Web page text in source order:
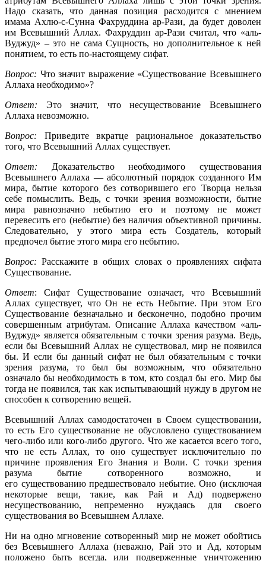
Надо сказать, что данная позиция расходится с мнением
имама Ахлю-с-Сунна Фахруддина ар-Рази, да будет доволен
им Всевышний Аллах. Фахруддин ар-Рази считал, что «аль-
Вуджуд» – это не сама Сущность, но дополнительное к ней
понятием, то есть по-настоящему сифат.
Вопрос: Что значит выражение «Существование Всевышнего
Аллаха необходимо»?
Ответ: Это значит, что несуществование Всевышнего
Аллаха невозможно.
Вопрос: Приведите вкратце рациональное доказательство
того, что Всевышний Аллах существует.
Ответ: Доказательство необходимого существования
Всевышнего Аллаха — абсолютный порядок созданного Им
мира, бытие которого без сотворившего его Творца нельзя
себе помыслить. Ведь, с точки зрения возможности, бытие
мира равнозначно небытию его и поэтому не может
перевесить его (небытие) без наличия объективной причины.
Следовательно, у этого мира есть Создатель, который
предпочел бытие этого мира его небытию.
Вопрос: Расскажите в общих словах о проявлениях сифата
Существование.
Ответ: Сифат Существование означает, что Всевышний
Аллах существует, что Он не есть Небытие. При этом Его
Существование безначально и бесконечно, подобно прочим
совершенным атрибутам. Описание Аллаха качеством «аль-
Вуджуд» является обязательным с точки зрения разума. Ведь,
если бы Всевышний Аллах не существовал, мир не появился
бы. И если бы данный сифат не был обязательным с точки
зрения разума, то был бы возможным, что обязательно
означало бы необходимость в том, кто создал бы его. Мир бы
тогда не появился, так как испытывающий нужду в другом не
способен к сотворению вещей.
Всевышний Аллах самодостаточен в Своем существовании,
то есть Его существование не обусловлено существованием
чего-либо или кого-либо другого. Что же касается всего того,
что не есть Аллах, то оно существует исключительно по
причине проявления Его Знания и Воли. С точки зрения
разума бытие сотворенного возможно, и
его существованию предшествовало небытие. Оно (исключая
некоторые вещи, такие, как Рай и Ад) подвержено
несуществованию, непременно нуждаясь для своего
существования во Всевышнем Аллахе.
Ни на одно мгновение сотворенный мир не может обойтись
без Всевышнего Аллаха (неважно, Рай это и Ад, которым
положено быть всегда, или подверженные уничтожению